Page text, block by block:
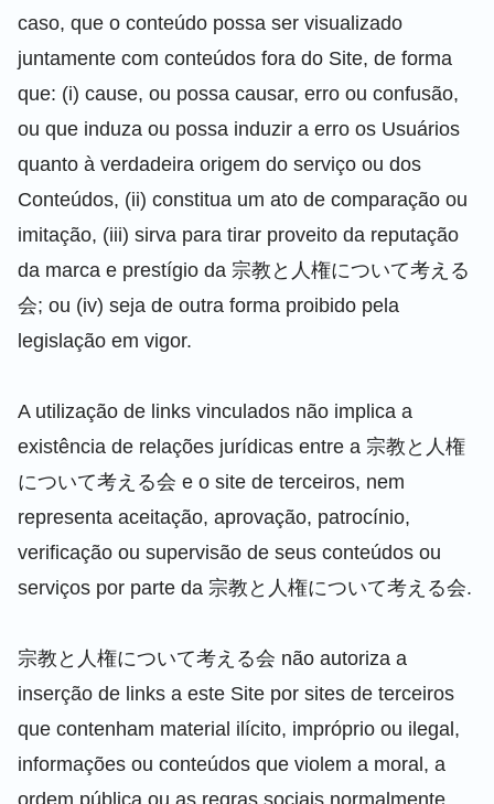
caso, que o conteúdo possa ser visualizado
juntamente com conteúdos fora do Site, de forma
que: (i) cause, ou possa causar, erro ou confusão,
ou que induza ou possa induzir a erro os Usuários
quanto à verdadeira origem do serviço ou dos
Conteúdos, (ii) constitua um ato de comparação ou
imitação, (iii) sirva para tirar proveito da reputação
da marca e prestígio da 宗教と人権について考える
会; ou (iv) seja de outra forma proibido pela
legislação em vigor.
A utilização de links vinculados não implica a
existência de relações jurídicas entre a 宗教と人権
について考える会 e o site de terceiros, nem
representa aceitação, aprovação, patrocínio,
verificação ou supervisão de seus conteúdos ou
serviços por parte da 宗教と人権について考える会.
宗教と人権について考える会 não autoriza a
inserção de links a este Site por sites de terceiros
que contenham material ilícito, impróprio ou ilegal,
informações ou conteúdos que violem a moral, a
ordem pública ou as regras sociais normalmente